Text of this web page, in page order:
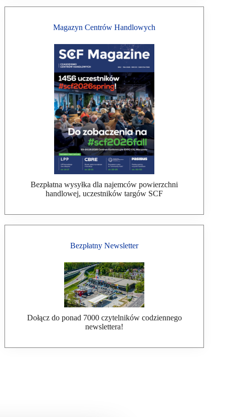
Magazyn Centrów Handlowych
Bezpłatna wysyłka dla najemców powierzchni
handlowej, uczestników targów SCF
Bezpłatny Newsletter
Dołącz do ponad 7000 czytelników codziennego
newslettera!